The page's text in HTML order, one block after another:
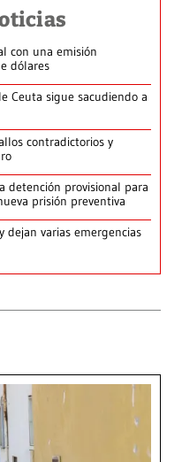
con una emisión
dólares
Ceuta sigue sacudiendo a
contradictorios y
detención provisional para
prisión preventiva
dejan varias emergencias